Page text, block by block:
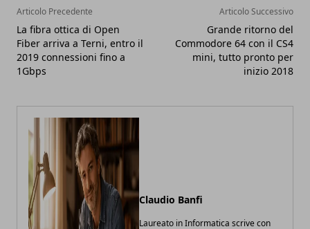
Articolo Precedente
La fibra ottica di Open
Fiber arriva a Terni, entro il
2019 connessioni fino a
1Gbps
Articolo Successivo
Grande ritorno del
Commodore 64 con il CS4
mini, tutto pronto per
inizio 2018
Claudio Banfi
Laureato in Informatica scrive con